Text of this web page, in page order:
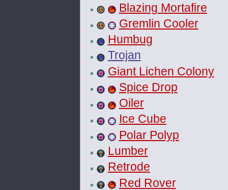
Blazing Mortafire
Gremlin Cooler
Humbug
Trojan
Giant Lichen Colony
Spice Drop
Oiler
Ice Cube
Polar Polyp
Lumber
Retrode
Red Rover